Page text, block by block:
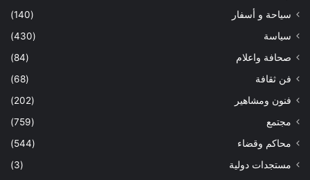
سياحة و أسفار
(140)
سياسة
(430)
صحافة واعلام
(84)
فن ثقافة
(68)
فنون ومشاهير
(202)
مجتمع
(759)
محاكم وقضاء
(544)
مستجدات دولية
(3)